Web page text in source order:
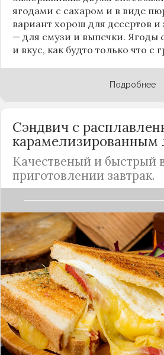
ягодами с сахаром и в виде
вариант хорош для десертов и
— для смузи и выпечки. Ягоды
и вкус, как будто только что с
Подробнее
Сэндвич с
карамелизированным
Качественый и быстрый
приготовлении завтрак.
Чтобы сэндвич получился
выбирать качественный
например, маасдам или
Подробнее
Максимально
куриной грудкой и